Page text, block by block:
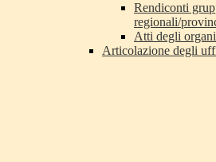
Rendiconti
regionali/
Atti degli
Articolazione degli